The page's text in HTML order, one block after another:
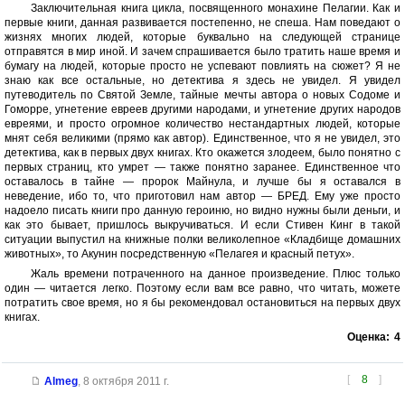
Заключительная книга цикла, посвященного монахине Пелагии. Как и
первые книги, данная развивается постепенно, не спеша. Нам поведают о
жизнях многих людей, которые буквально на следующей странице
отправятся в мир иной. И зачем спрашивается было тратить наше время и
бумагу на людей, которые просто не успевают повлиять на сюжет? Я не
знаю как все остальные, но детектива я здесь не увидел. Я увидел
путеводитель по Святой Земле, тайные мечты автора о новых Содоме и
Гоморре, угнетение евреев другими народами, и угнетение других народов
евреями, и просто огромное количество нестандартных людей, которые
мнят себя великими (прямо как автор). Единственное, что я не увидел, это
детектива, как в первых двух книгах. Кто окажется злодеем, было понятно с
первых страниц, кто умрет — также понятно заранее. Единственное что
оставалось в тайне — пророк Майнула, и лучше бы я оставался в
неведение, ибо то, что приготовил нам автор — БРЕД. Ему уже просто
надоело писать книги про данную героиню, но видно нужны были деньги, и
как это бывает, пришлось выкручиваться. И если Стивен Кинг в такой
ситуации выпустил на книжные полки великолепное «Кладбище домашних
животных», то Акунин посредственную «Пелагея и красный петух».
Жаль времени потраченного на данное произведение. Плюс только
один — читается легко. Поэтому если вам все равно, что читать, можете
потратить свое время, но я бы рекомендовал остановиться на первых двух
книгах.
Оценка: 4
[ 8 ]
Almeg, 8 октября 2011 г.